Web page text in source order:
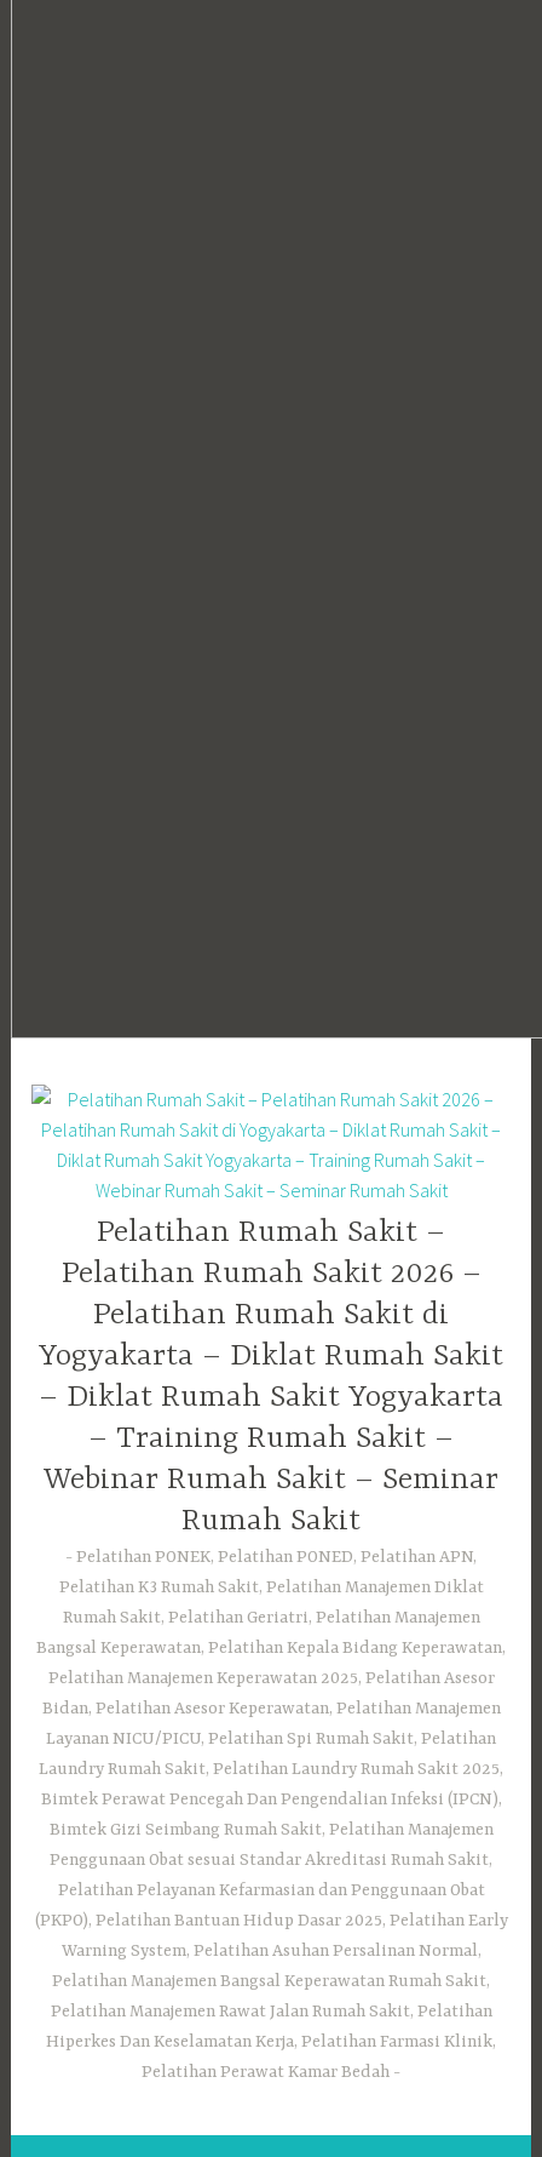
Pelatihan Rumah Sakit –
Pelatihan Rumah Sakit 2026 –
Pelatihan Rumah Sakit di
Yogyakarta – Diklat Rumah Sakit
– Diklat Rumah Sakit Yogyakarta
– Training Rumah Sakit –
Webinar Rumah Sakit – Seminar
Rumah Sakit
Pelatihan PONEK, Pelatihan PONED, Pelatihan APN,
Pelatihan K3 Rumah Sakit, Pelatihan Manajemen Diklat
Rumah Sakit, Pelatihan Geriatri, Pelatihan Manajemen
Bangsal Keperawatan, Pelatihan Kepala Bidang Keperawatan,
Pelatihan Manajemen Keperawatan 2025, Pelatihan Asesor
Bidan, Pelatihan Asesor Keperawatan, Pelatihan Manajemen
Layanan NICU/PICU, Pelatihan Spi Rumah Sakit, Pelatihan
Laundry Rumah Sakit, Pelatihan Laundry Rumah Sakit 2025,
Bimtek Perawat Pencegah Dan Pengendalian Infeksi (IPCN),
Bimtek Gizi Seimbang Rumah Sakit, Pelatihan Manajemen
Penggunaan Obat sesuai Standar Akreditasi Rumah Sakit,
Pelatihan Pelayanan Kefarmasian dan Penggunaan Obat
(PKPO), Pelatihan Bantuan Hidup Dasar 2025, Pelatihan Early
Warning System, Pelatihan Asuhan Persalinan Normal,
Pelatihan Manajemen Bangsal Keperawatan Rumah Sakit,
Pelatihan Manajemen Rawat Jalan Rumah Sakit, Pelatihan
Hiperkes Dan Keselamatan Kerja, Pelatihan Farmasi Klinik,
Pelatihan Perawat Kamar Bedah